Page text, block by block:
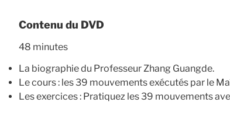
Contenu du DVD
48 minutes
La biographie du Professeur Zhang Guangde.
Le cours : les 39 mouvements exécutés par le
Les exercices : Pratiquez les 39 mouvements